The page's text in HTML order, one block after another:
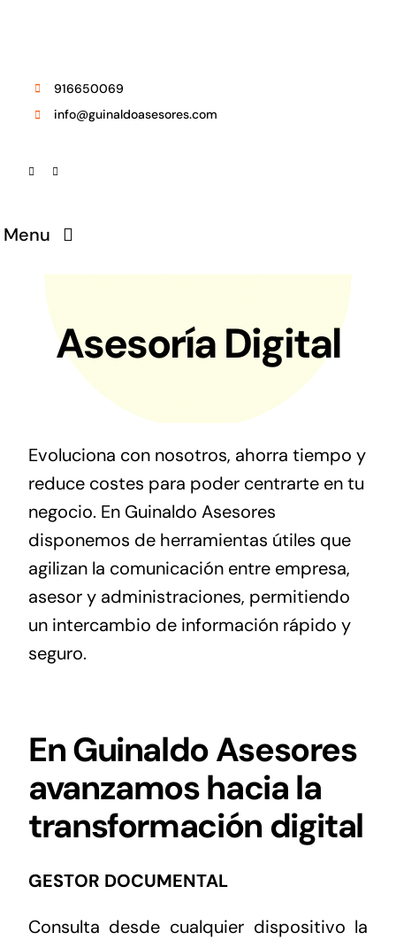
Menu
Áreas
Noticias
Contacto
916650069
info@guinaldoasesores.com
Asesoría Digital
Evoluciona con nosotros, ahorra tiempo y
reduce costes para poder centrarte en tu
negocio. En Guinaldo Asesores
disponemos de herramientas útiles que
agilizan la comunicación entre empresa,
asesor y administraciones, permitiendo
un intercambio de información rápido y
seguro.
En Guinaldo Asesores
avanzamos hacia la
transformación digital
GESTOR DOCUMENTAL
Consulta desde cualquier dispositivo la